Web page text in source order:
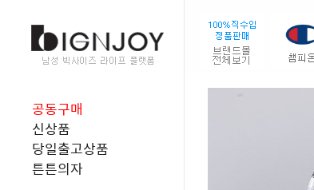
공동구매
신상품
당일출고상품
튼튼의자